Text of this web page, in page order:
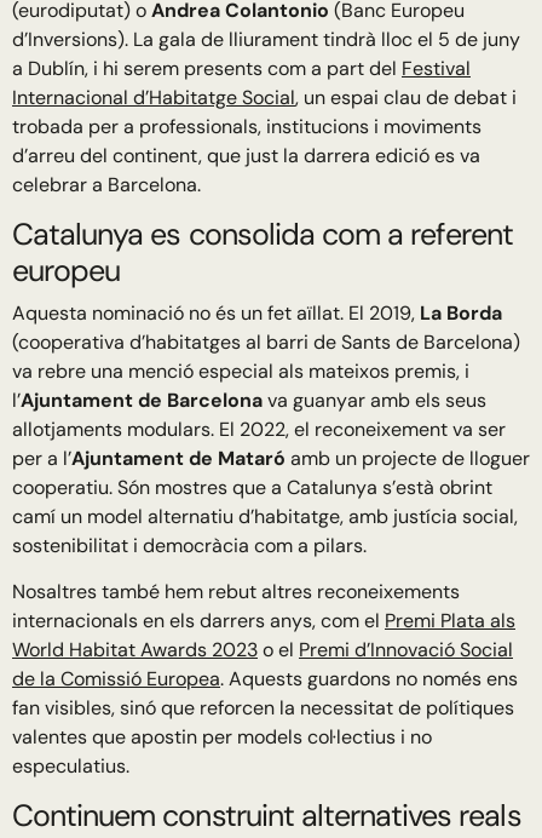
(eurodiputat) oAndrea Colantonio (Banc Europeu
d’Inversions). La gala de lliurament tindrà lloc el 5 de juny
a Dublín, i hi serem presents com a part del Festival
Internacional d’Habitatge Social, un espai clau de debat i
trobada per a professionals, institucions i moviments
d’arreu del continent, que just la darrera edició es va
celebrar a Barcelona.
Catalunya es consolida com a referent
europeu
Aquesta nominació no és un fet aïllat. El 2019, La Borda
(cooperativa d’habitatges al barri de Sants de Barcelona)
va rebre una menció especial als mateixos premis, i
l’Ajuntament de Barcelonava guanyar amb els seus
allotjaments modulars. El 2022, el reconeixement va ser
per a l’Ajuntament de Mataró amb un projecte de lloguer
cooperatiu. Són mostres que a Catalunya s’està obrint
camí un model alternatiu d’habitatge, amb justícia social,
sostenibilitat i democràcia com a pilars.
Nosaltres també hem rebut altres reconeixements
internacionals en els darrers anys, com el Premi Plata als
World Habitat Awards 2023o el Premi d’Innovació Social
de la Comissió Europea. Aquests guardons no només ens
fan visibles, sinó que reforcen la necessitat de polítiques
valentes que apostin per models col·lectius i no
especulatius.
Continuem construint alternatives reals